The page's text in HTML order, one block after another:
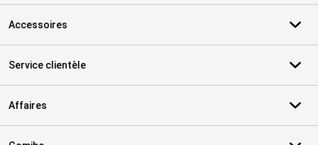
Accessoires
Service clientèle
Affaires